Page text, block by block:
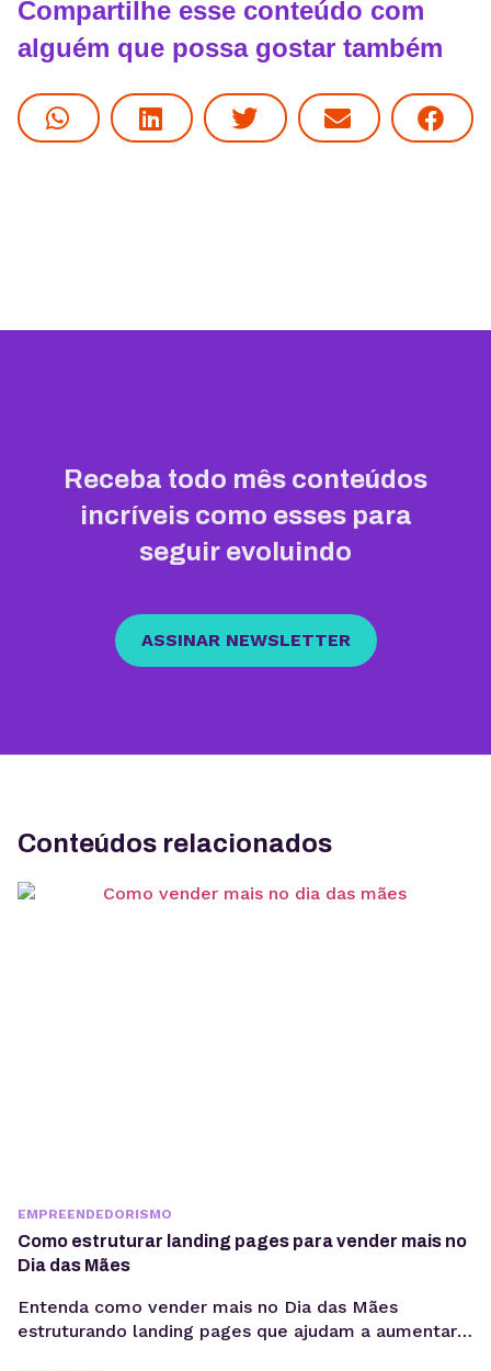
Compartilhe esse conteúdo com
alguém que possa gostar também
Receba todo mês conteúdos
incríveis como esses para
seguir evoluindo
ASSINAR NEWSLETTER
Conteúdos relacionados
EMPREENDEDORISMO
Como estruturar landing pages para vender mais no
Dia das Mães
Entenda como vender mais no Dia das Mães
estruturando landing pages que ajudam a aumentar